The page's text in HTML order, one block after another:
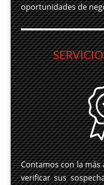
oportunidades de
Contamos con la
verificar sus